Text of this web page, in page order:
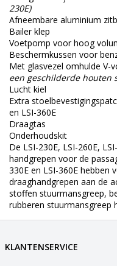
230E)
Afneembare aluminium
Bailer klep
Voetpomp voor hoog
Beschermkussen voor
Met glasvezel omhulde V-
een geschilderde houten
Lucht kiel
Extra
en LSI-360E
Draagtas
Onderhoudskit
De LSI-230E, LSI-260E,
handgrepen voor de
330E en LSI-360E hebben
draaghandgrepen aan de
stoffen stuurmansgreep,
rubberen stuurmansgreep
KLANTENSERVICE